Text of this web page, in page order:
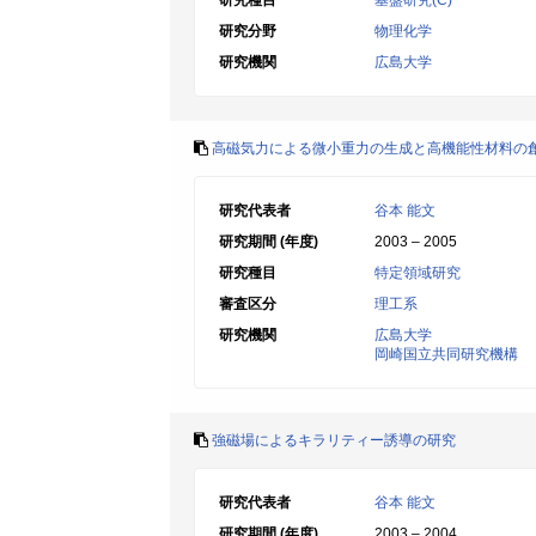
研究分野
物理化学
研究機関
広島大学
高磁気力による微小重力の生成と高機能性材料の
研究代表者
谷本 能文
研究期間 (年度)
2003 – 2005
研究種目
特定領域研究
審査区分
理工系
研究機関
広島大学
岡崎国立共同研究機構
強磁場によるキラリティー誘導の研究
研究代表者
谷本 能文